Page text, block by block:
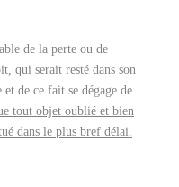
de la perte ou de
qui serait resté dans son
de ce fait se dégage de
tout objet oublié et bien
dans le plus bref délai.